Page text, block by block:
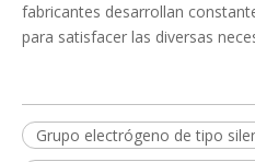
fabricantes desarrollan
para satisfacer las diversas
Grupo electrógeno de tipo